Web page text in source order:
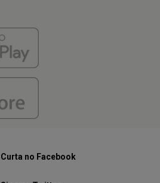
Curta no Facebook